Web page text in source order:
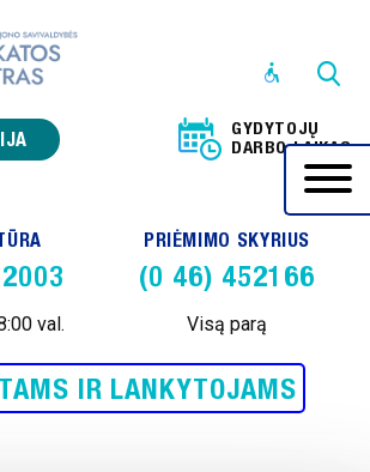
GYDYTOJŲ
DARBO LAIKAS
val.
PRIĖMIMO SKYRIUS
(0 46) 452166
Visą parą
IR LANKYTOJAMS